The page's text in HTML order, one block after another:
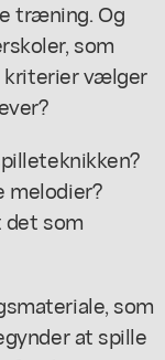
træning. Og
som
kriterier vælger
melodier?
det som
som
at spille